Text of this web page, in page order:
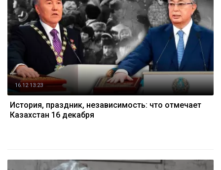
16.12 13:23
История, праздник, независимость: что отмечает
Казахстан 16 декабря